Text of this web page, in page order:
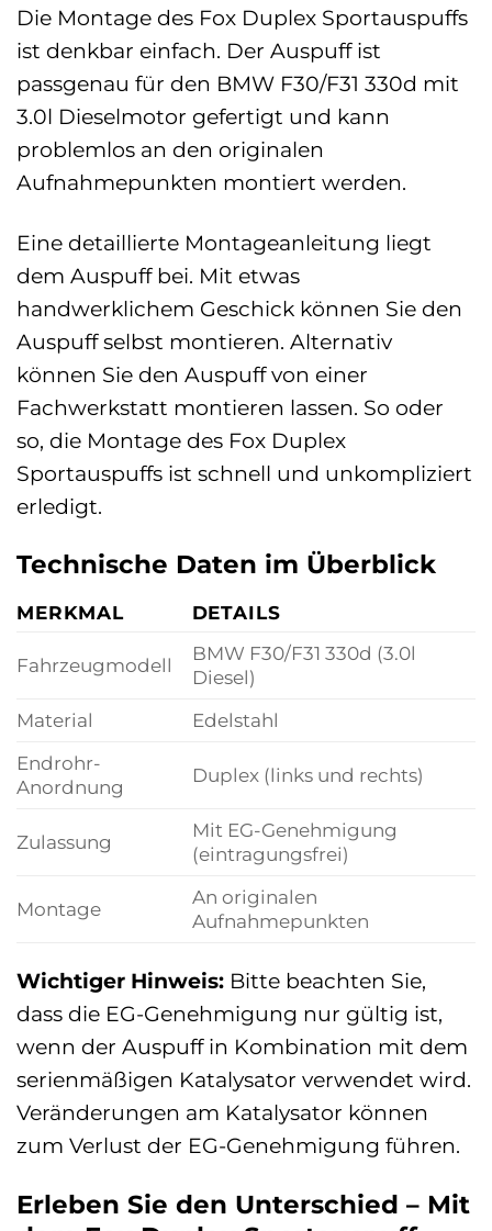
Die Montage des Fox Duplex Sportauspuffs
ist denkbar einfach. Der Auspuff ist
passgenau für den BMW F30/F31 330d mit
3.0l Dieselmotor gefertigt und kann
problemlos an den originalen
Aufnahmepunkten montiert werden.
Eine detaillierte Montageanleitung liegt
dem Auspuff bei. Mit etwas
handwerklichem Geschick können Sie den
Auspuff selbst montieren. Alternativ
können Sie den Auspuff von einer
Fachwerkstatt montieren lassen. So oder
so, die Montage des Fox Duplex
Sportauspuffs ist schnell und unkompliziert
erledigt.
Technische Daten im Überblick
MERKMAL DETAILS
Fahrzeugmodell
BMW F30/F31 330d (3.0l
Diesel)
Material
Edelstahl
Endrohr-
Anordnung
Duplex (links und rechts)
Zulassung
Mit EG-Genehmigung
(eintragungsfrei)
Montage
An originalen
Aufnahmepunkten
Wichtiger Hinweis: Bitte beachten Sie,
dass die EG-Genehmigung nur gültig ist,
wenn der Auspuff in Kombination mit dem
serienmäßigen Katalysator verwendet wird.
Veränderungen am Katalysator können
zum Verlust der EG-Genehmigung führen.
Erleben Sie den Unterschied – Mit